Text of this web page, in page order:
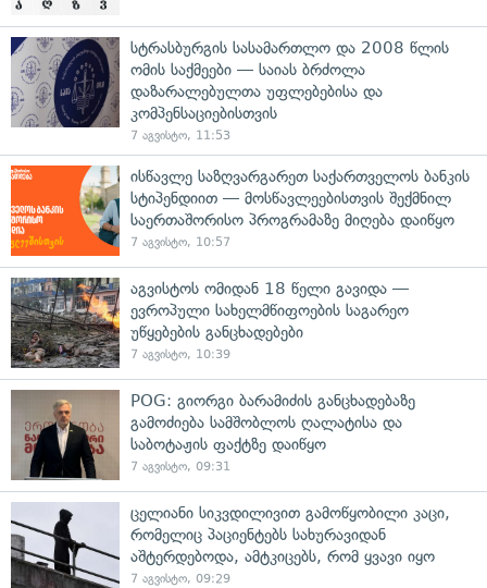
სტრასბურგის სასამართლო და 2008 წლის
ომის საქმეები — საიას ბრძოლა
დაზარალებულთა უფლებებისა და
კომპენსაციებისთვის
7 აგვისტო, 11:53
ისწავლე საზღვარგარეთ საქართველოს ბანკის
სტიპენდიით — მოსწავლეებისთვის შექმნილ
საერთაშორისო პროგრამაზე მიღება დაიწყო
7 აგვისტო, 10:57
აგვისტოს ომიდან 18 წელი გავიდა —
ევროპული სახელმწიფოების საგარეო
უწყებების განცხადებები
7 აგვისტო, 10:39
POG: გიორგი ბარამიძის განცხადებაზე
გამოძიება სამშობლოს ღალატისა და
საბოტაჟის ფაქტზე დაიწყო
7 აგვისტო, 09:31
ცელიანი სიკვდილივით გამოწყობილი კაცი,
რომელიც პაციენტებს სახურავიდან
აშტერდებოდა, ამტკიცებს, რომ ყვავი იყო
7 აგვისტო, 09:29